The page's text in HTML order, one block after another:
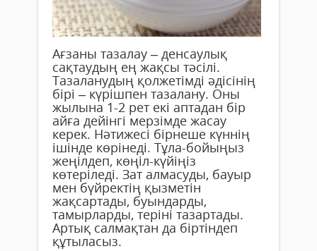
Ағзаны тазалау – денсаулық
сақтаудың ең жақсы тәсілі.
Тазаланудың қолжетімді әдісінің
бірі – күрішпен тазалану. Оны
жылына 1-2 рет екі аптадан бір
айға дейінгі мерзімде жасау
керек. Нәтижесі бірнеше күннің
ішінде көрінеді. Тұла-бойыңыз
жеңілдеп, көңіл-күйіңіз
көтеріледі. Зат алмасуды, бауыр
мен бүйректің қызметін
жақсартады, буындарды,
тамырларды, теріні тазартады.
Артық салмақтан да біртіндеп
құтыласыз.